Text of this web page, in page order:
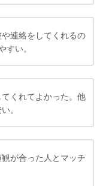
連絡をしてくれるの
い。
くれてよかった。他
。
が合った人とマッチ